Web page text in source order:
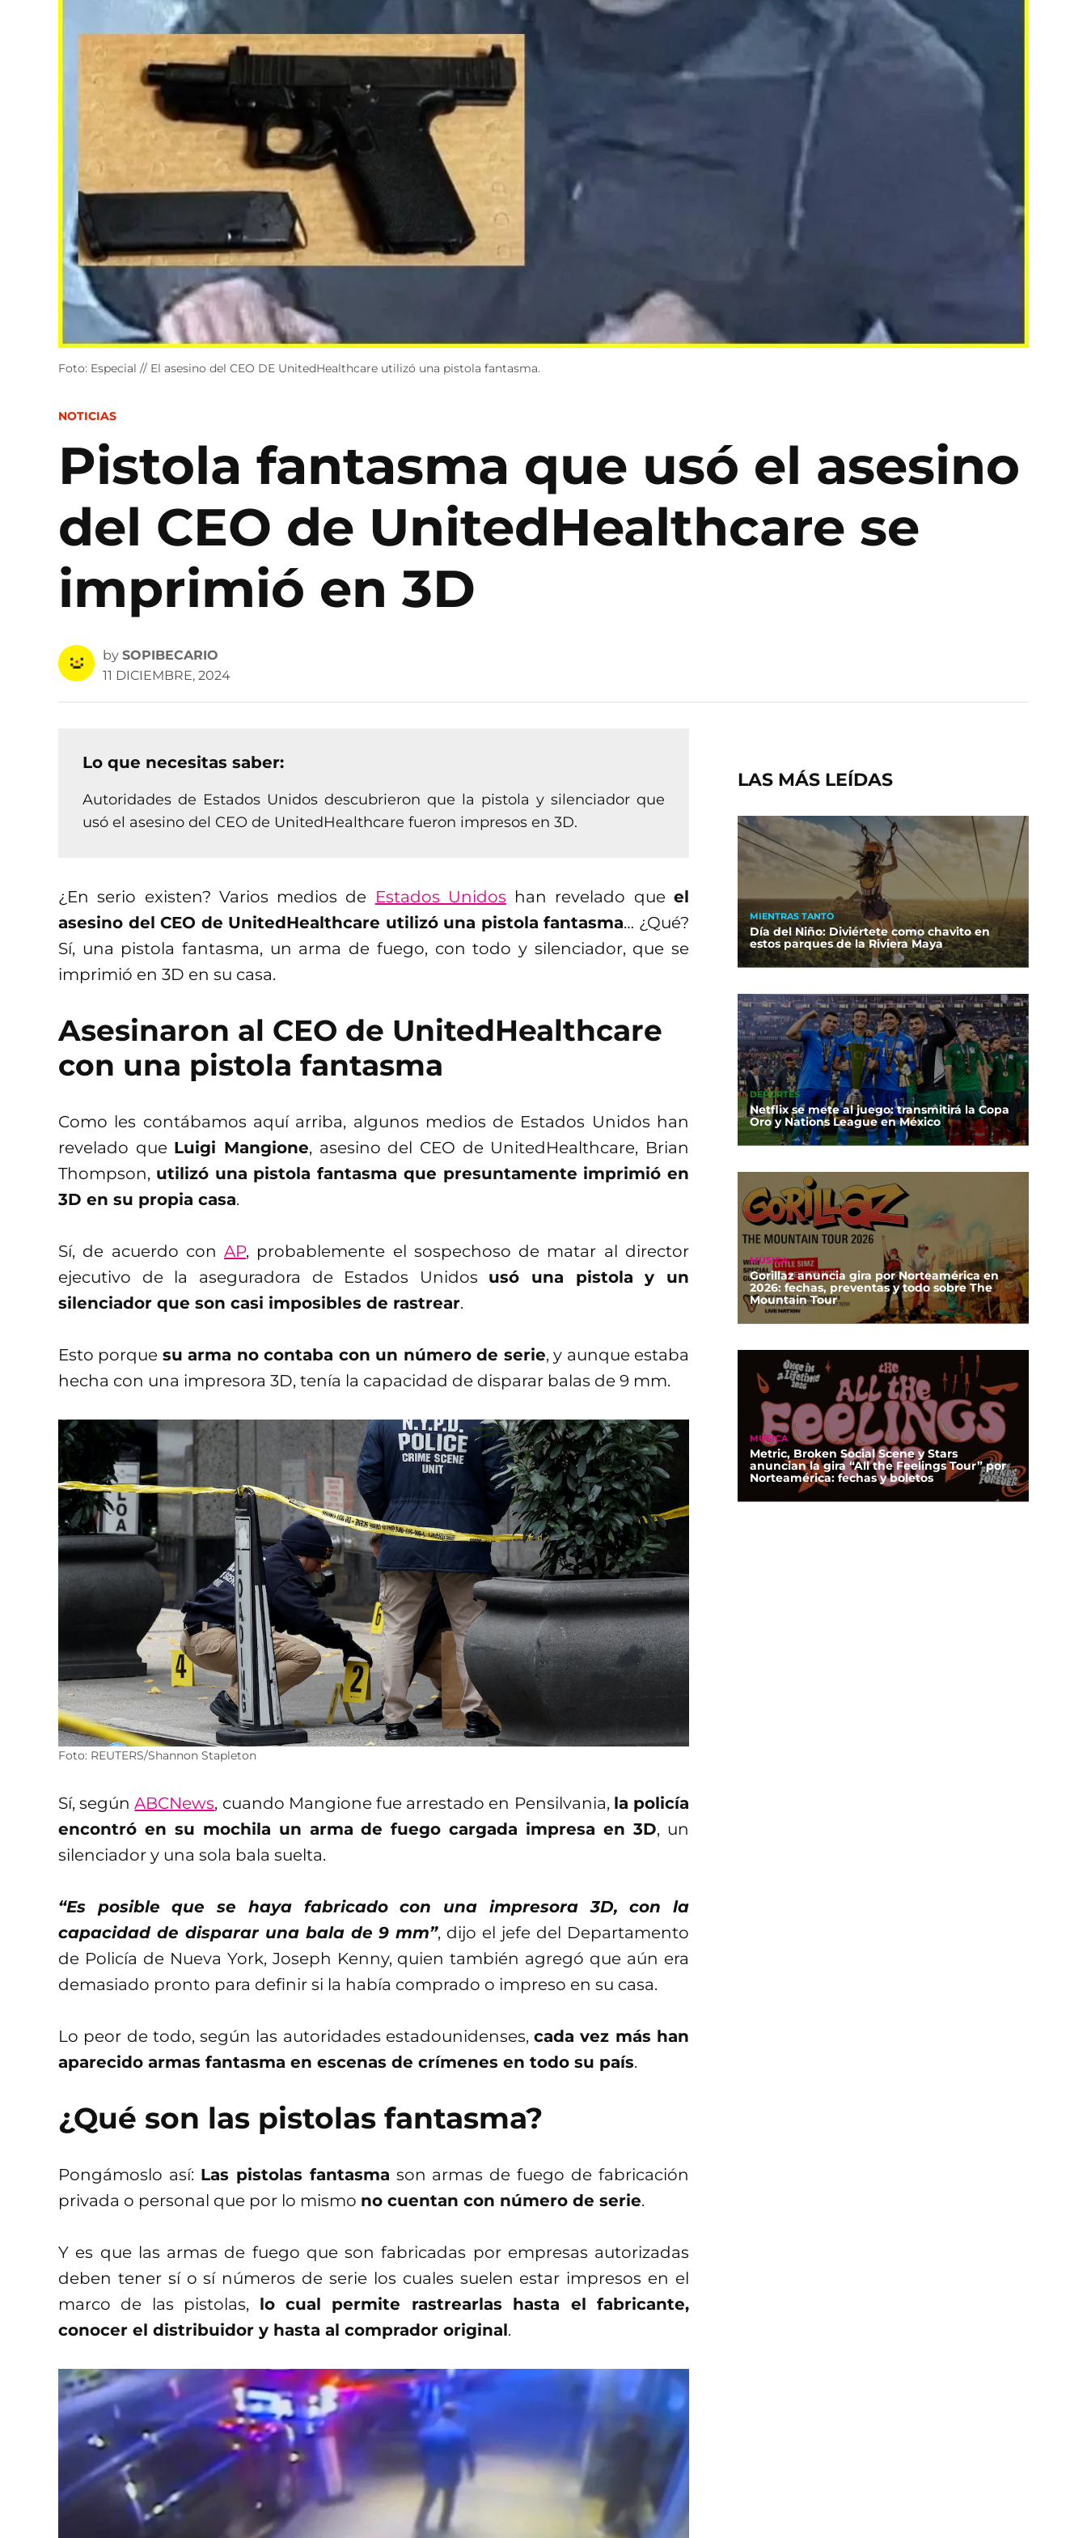
Foto: Especial // El asesino del CEO DE UnitedHealthcare utilizó una pistola fantasma.
POSTED
NOTICIAS
Pistola fantasma que usó el asesino
del CEO de UnitedHealthcare se
imprimió en 3D
by SOPIBECARIO
11 DICIEMBRE, 2024
Lo que necesitas saber:
Autoridades de Estados Unidos descubrieron que la pistola y silenciador que
usó el asesino del CEO de UnitedHealthcare fueron impresos en 3D.
¿En serio existen? Varios medios de Estados Unidos han revelado queel
asesino del CEO de UnitedHealthcare utilizó una pistola fantasma… ¿Qué?
Sí, una pistola fantasma, un arma de fuego, con todo y silenciador, que se
imprimió en 3D en su casa.
Asesinaron al CEO de UnitedHealthcare
con una pistola fantasma
Como les contábamos aquí arriba, algunos medios de Estados Unidos han
revelado que Luigi Mangione, asesino del CEO de UnitedHealthcare, Brian
Thompson, utilizó una pistola fantasma que presuntamente imprimió en
3D en su propia casa.
Sí, de acuerdo conAP, probablemente el sospechoso de matar al director
ejecutivo de la aseguradora de Estados Unidos usó una pistola y un
silenciador que son casi imposibles de rastrear.
Esto porque su arma no contaba con un número de serie, y aunque estaba
hecha con una impresora 3D, tenía la capacidad de disparar balas de 9 mm.
Foto: REUTERS/Shannon Stapleton
Sí, segúnABCNews, cuando Mangione fue arrestado en Pensilvania, la policía
encontró en su mochila un arma de fuego cargada impresa en 3D, un
silenciador y una sola bala suelta.
“Es posible que se haya fabricado con una impresora 3D, con la
capacidad de disparar una bala de 9 mm”, dijo el jefe del Departamento
de Policía de Nueva York, Joseph Kenny, quien también agregó que aún era
demasiado pronto para definir si la había comprado o impreso en su casa.
Lo peor de todo, según las autoridades estadounidenses,cada vez más han
aparecido armas fantasma en escenas de crímenes en todo su país.
¿Qué son las pistolas fantasma?
Pongámoslo así: Las pistolas fantasma son armas de fuego de fabricación
privada o personal que por lo mismo no cuentan con número de serie.
Y es que las armas de fuego que son fabricadas por empresas autorizadas
deben tener sí o sí números de serie los cuales suelen estar impresos en el
marco de las pistolas, lo cual permite rastrearlas hasta el fabricante,
conocer el distribuidor y hasta al comprador original.
LAS MÁS LEÍDAS
MIENTRAS TANTO
Día del Niño: Diviértete como chavito en
estos parques de la Riviera Maya
DEPORTES
Netflix se mete al juego: transmitirá la Copa
Oro y Nations League en México
MÚSICA
Gorillaz anuncia gira por Norteamérica en
2026: fechas, preventas y todo sobre The
Mountain Tour
MÚSICA
Metric, Broken Social Scene y Stars
anuncian la gira “All the Feelings Tour” por
Norteamérica: fechas y boletos